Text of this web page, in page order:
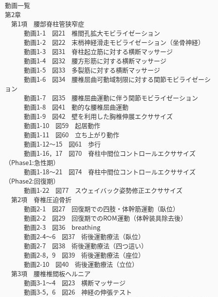
動画一覧
第2章
第1項 腰部脊柱管狭窄症
動画1-1 図21 椎間孔拡大モビライゼーション
動画1-2 図22 末梢神経滑走モビライゼーション（坐骨神経）
動画1-3 図31 脊柱起立筋に対する横断マッサージ
動画1-4 図32 腰方形筋に対する横断マッサージ
動画1-5 図33 多裂筋に対する横断マッサージ
動画1-6 図34 腰椎屈曲可動域制限に対する関節モビライゼーシ
ョン
動画1-7 図35 腰椎屈曲運動に伴う関節モビライゼーション
動画1-8 図41 動的な腰椎屈曲運動
動画1-9 図42 壁を利用した胸椎伸展エクササイズ
動画1-10 図59 起居動作
動画1-11 図60 立ち上がり動作
動画1-12～15 図61 歩行
動画1-16，17 図70 脊柱中間位コントロールエクササイズ
（Phase1:急性期）
動画1-18～21 図74 脊柱中間位コントロールエクササイズ
（Phase2:回復期）
動画1-22 図77 スウェイバック姿勢修正エクササイズ
第2項 脊椎圧迫骨折
動画2-1 図27 回復期での四肢・体幹筋運動（臥位）
動画2-2 図29 回復期でのROM運動（体幹装具除去後）
動画2-3 図36 breathing
動画2-4～6 図37 術後運動療法（臥位）
動画2-7 図38 術後運動療法（四つ這い）
動画2-8，9 図39 術後運動療法（座位）
動画2-10 図40 術後運動療法（立位）
第3項 腰椎椎間板ヘルニア
動画3-1～4 図23 横断マッサージ
動画3-5，6 図26 神経の伸張テスト